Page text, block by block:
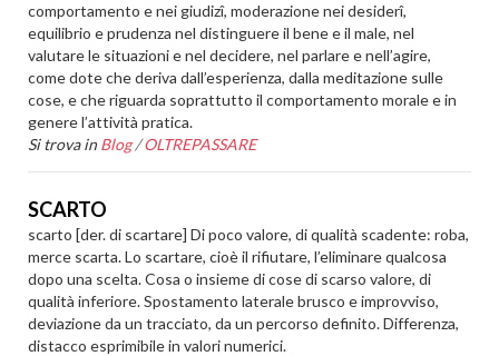
comportamento e nei giudizî, moderazione nei desiderî,
equilibrio e prudenza nel distinguere il bene e il male, nel
valutare le situazioni e nel decidere, nel parlare e nell’agire,
come dote che deriva dall’esperienza, dalla meditazione sulle
cose, e che riguarda soprattutto il comportamento morale e in
genere l’attività pratica.
Si trova in Blog /OLTREPASSARE
SCARTO
scarto [der. di scartare] Di poco valore, di qualità scadente: roba,
merce scarta. Lo scartare, cioè il rifiutare, l’eliminare qualcosa
dopo una scelta. Cosa o insieme di cose di scarso valore, di
qualità inferiore. Spostamento laterale brusco e improvviso,
deviazione da un tracciato, da un percorso definito. Differenza,
distacco esprimibile in valori numerici.